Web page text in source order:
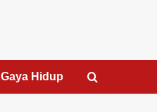
Gaya Hidup